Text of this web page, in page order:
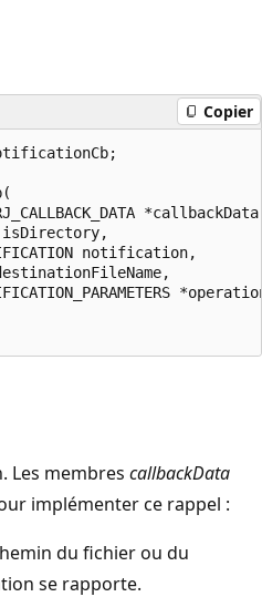
Copier
notification,
Les membres callbackData
implémenter ce rappel :
du fichier ou du
se rapporte.